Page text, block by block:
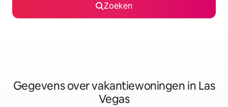
Zoeken
Gegevens over vakantiewoningen in Las
Vegas